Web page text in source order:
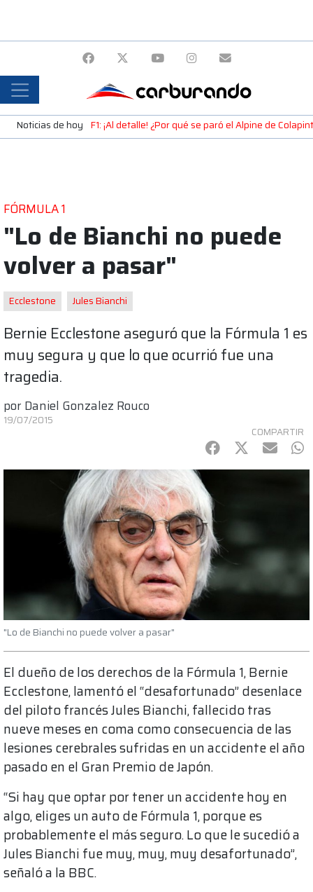
Noticias de hoy F1: ¡Al detalle! ¿Por qué se paró el Alpine de
FÓRMULA 1
"Lo de Bianchi no puede
volver a pasar"
Ecclestone Jules Bianchi
Bernie Ecclestone aseguró que la Fórmula 1 es
muy segura y que lo que ocurrió fue una
tragedia.
por Daniel Gonzalez Rouco
19/07/2015
COMPARTIR
Facebook
Twitter
mail
"Lo de Bianchi no puede volver a pasar"
El dueño de los derechos de la Fórmula 1, Bernie
Ecclestone, lamentó el “desafortunado” desenlace
del piloto francés Jules Bianchi, fallecido tras
nueve meses en coma como consecuencia de las
lesiones cerebrales sufridas en un accidente el año
pasado en el Gran Premio de Japón.
“Si hay que optar por tener un accidente hoy en
algo, eliges un auto de Fórmula 1, porque es
probablemente el más seguro. Lo que le sucedió a
Jules Bianchi fue muy, muy, muy desafortunado”,
señaló a la BBC.